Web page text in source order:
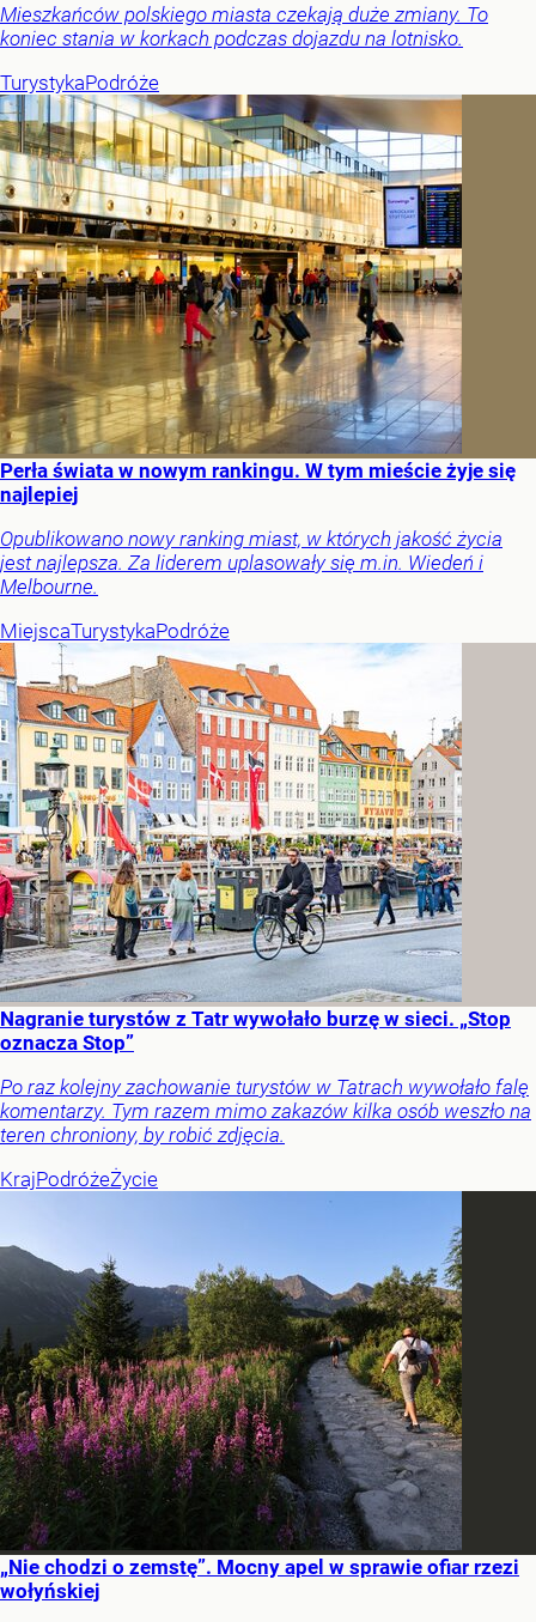
Mieszkańców polskiego miasta czekają duże zmiany. To
koniec stania w korkach podczas dojazdu na lotnisko.
TurystykaPodróże
Perła świata w nowym rankingu. W tym mieście żyje się
najlepiej
Opublikowano nowy ranking miast, w których jakość życia
jest najlepsza. Za liderem uplasowały się m.in. Wiedeń i
Melbourne.
MiejscaTurystykaPodróże
Nagranie turystów z Tatr wywołało burzę w sieci. „Stop
oznacza Stop”
Po raz kolejny zachowanie turystów w Tatrach wywołało falę
komentarzy. Tym razem mimo zakazów kilka osób weszło na
teren chroniony, by robić zdjęcia.
KrajPodróżeŻycie
„Nie chodzi o zemstę”. Mocny apel w sprawie ofiar rzezi
wołyńskiej